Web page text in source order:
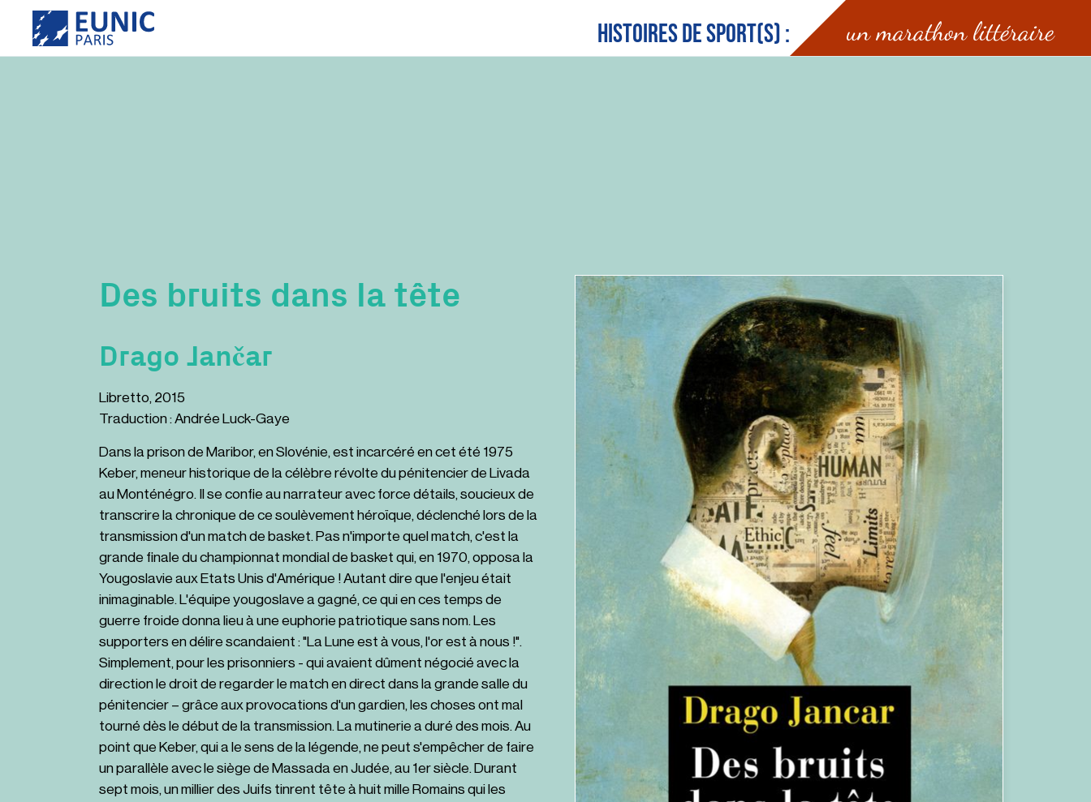
Des bruits dans la tête
Drago Jančar
Libretto, 2015
Traduction : Andrée Luck-Gaye
Dans la prison de Maribor, en Slovénie, est incarcéré en cet été 1975
Keber, meneur historique de la célèbre révolte du pénitencier de Livada
au Monténégro. Il se confie au narrateur avec force détails, soucieux de
transcrire la chronique de ce soulèvement héroïque, déclenché lors de la
transmission d'un match de basket. Pas n'importe quel match, c'est la
grande finale du championnat mondial de basket qui, en 1970, opposa la
Yougoslavie aux Etats Unis d'Amérique ! Autant dire que l'enjeu était
inimaginable. L'équipe yougoslave a gagné, ce qui en ces temps de
guerre froide donna lieu à une euphorie patriotique sans nom. Les
supporters en délire scandaient : "La Lune est à vous, l'or est à nous !".
Simplement, pour les prisonniers - qui avaient dûment négocié avec la
direction le droit de regarder le match en direct dans la grande salle du
pénitencier – grâce aux provocations d'un gardien, les choses ont mal
tourné dès le début de la transmission. La mutinerie a duré des mois. Au
point que Keber, qui a le sens de la légende, ne peut s'empêcher de faire
un parallèle avec le siège de Massada en Judée, au 1er siècle. Durant
sept mois, un millier des Juifs tinrent tête à huit mille Romains qui les
Histoires de sport(s) : un marathon littéraire